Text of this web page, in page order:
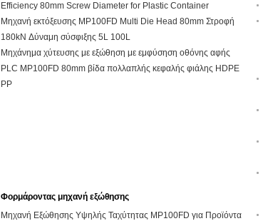
Efficiency 80mm Screw Diameter for Plastic Container
Μηχανή εκτόξευσης MP100FD Multi Die Head 80mm Στροφή
180kN Δύναμη σύσφιξης 5L 100L
Μηχάνημα χύτευσης με εξώθηση με εμφύσηση οθόνης αφής
PLC MP100FD 80mm βίδα πολλαπλής κεφαλής φιάλης HDPE
PP
Φορμάροντας μηχανή εξώθησης
Μηχανή Εξώθησης Υψηλής Ταχύτητας MP100FD για Προϊόντα